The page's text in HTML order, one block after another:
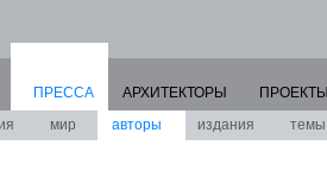
ПРЕССА
мир авторы издания темы
АРХИТЕКТОРЫ ПРОЕКТЫ